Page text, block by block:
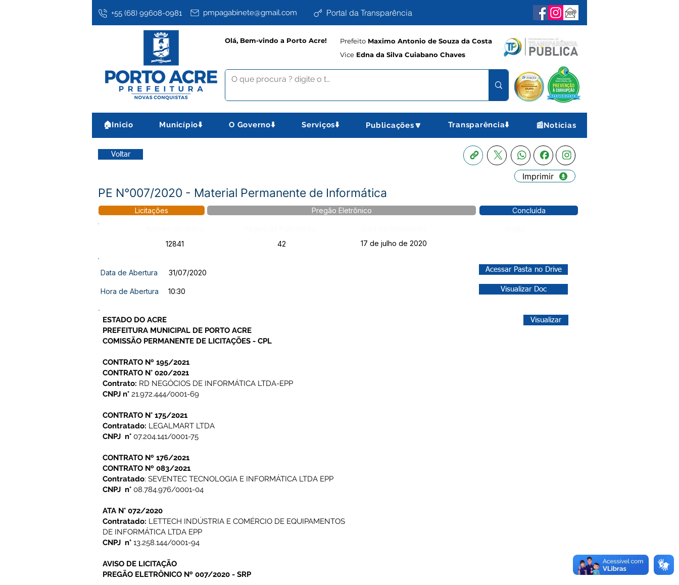
+55 (68) 99608-0981 pmpagabinete@gmail.com Portal da Transparência
Olá, Bem-vindo a Porto Acre! Prefeito Maximo Antonio de Souza da Costa
Vice Edna da Silva Cuiabano Chaves
🏠Inicio Município⬇️ O Governo⬇️ Serviços⬇️ Publicações🔽 Transparência⬇️ 📰Notícias
Voltar
Imprimir
PE N°007/2020 - Material Permanente de Informática
Licitações Pregão Eletrônico Concluída
12841
42 17 de julho de 2020
Data de Abertura 31/07/2020
Hora de Abertura 10:30
Acessar Pasta no Drive
Visualizar Doc
ESTADO DO ACRE
PREFEITURA MUNICIPAL DE PORTO ACRE
COMISSÃO PERMANENTE DE LICITAÇÕES - CPL
CONTRATO Nº 195/2021
CONTRATO N° 020/2021
Contrato: RD NEGÓCIOS DE INFORMÁTICA LTDA-EPP
CNPJ n° 21.972.444/0001-69
CONTRATO N° 175/2021
Contratado: LEGALMART LTDA
CNPJ n° 07.204.141/0001-75
CONTRATO Nº 176/2021
CONTRATO Nº 083/2021
Contratado: SEVENTEC TECNOLOGIA E INFORMÁTICA LTDA EPP
CNPJ n° 08.784.976/0001-04
ATA N° 072/2020
Contratado: LETTECH INDÚSTRIA E COMÉRCIO DE EQUIPAMENTOS
DE INFORMÁTICA LTDA EPP
CNPJ n° 13.258.144/0001-94
AVISO DE LICITAÇÃO
PREGÃO ELETRÔNICO Nº 007/2020 - SRP
Visualizar